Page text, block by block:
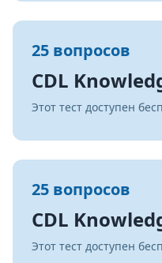
25 вопросов
CDL
Этот тест доступен
25 вопросов
CDL
Этот тест доступен